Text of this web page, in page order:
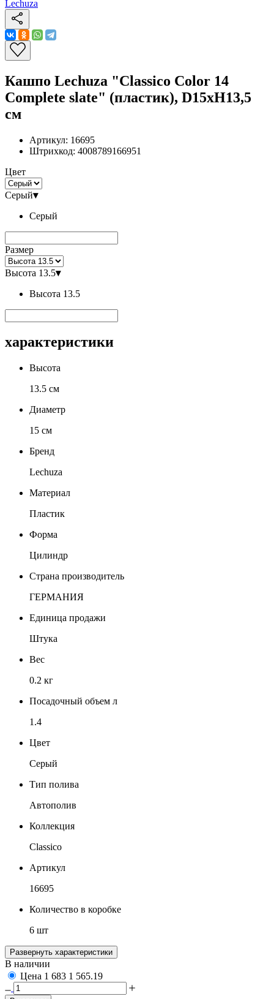
Lechuza
Кашпо Lechuza "Classico Color 14
Complete slate" (пластик), D15xH13,5
см
Артикул: 16695
Штрихкод: 4008789166951
Цвет
Серый▾
Серый
Размер
Высота 13.5▾
Высота 13.5
характеристики
Высота
13.5 см
Диаметр
15 см
Бренд
Lechuza
Материал
Пластик
Форма
Цилиндр
Страна производитель
ГЕРМАНИЯ
Единица продажи
Штука
Вес
0.2 кг
Посадочный объем л
1.4
Цвет
Серый
Тип полива
Автополив
Коллекция
Classico
Артикул
16695
Количество в коробке
6 шт
Развернуть характеристики
В наличии
Цена 1 683 1 565.19